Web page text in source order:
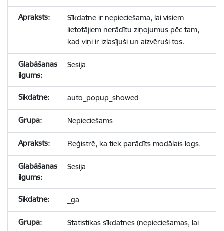
Sīkdatne ir nepieciešama, lai visiem
lietotājiem nerādītu ziņojumus pēc tam,
kad viņi ir izlasījuši un aizvēruši tos.
Sesija
auto_popup_showed
Nepieciešams
Reģistrē, ka tiek parādīts modālais logs.
Sesija
_ga
Statistikas sīkdatnes (nepieciešamas, lai